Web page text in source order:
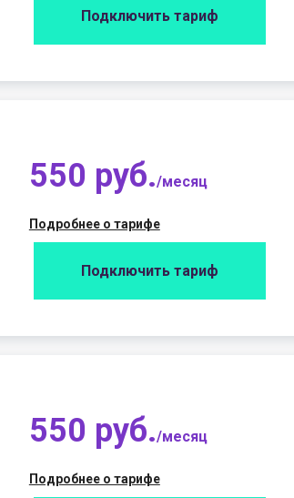
Подключить тариф
550 руб./месяц
Подробнее о тарифе
Подключить тариф
550 руб./месяц
Подробнее о тарифе